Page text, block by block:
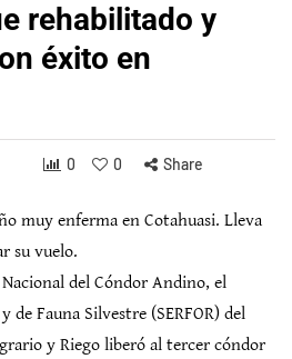
rehabilitado y
éxito en
0 0 Share
muy enferma en Cotahuasi. Lleva
su vuelo.
del Cóndor Andino, el
de Fauna Silvestre (SERFOR) del
y Riego liberó al tercer cóndor